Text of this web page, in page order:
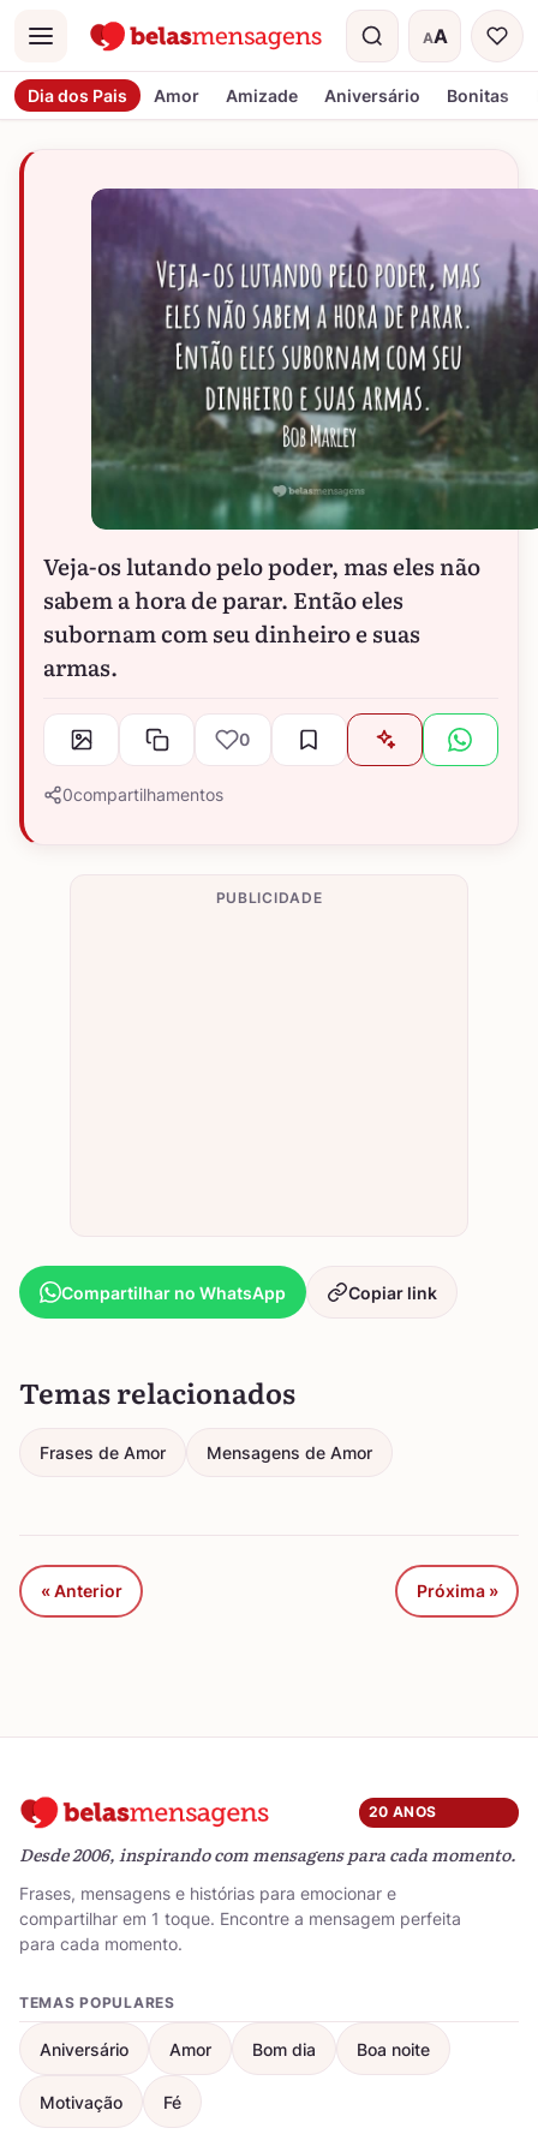
Menu AA
Tamanho do
Dia dos Pais Amor Amizade Aniversário Bonitas
Veja-os lutando pelo poder, mas eles não
sabem a hora de parar. Então eles
subornam com seu dinheiro e suas
armas.
0
0compartilhamentos
PUBLICIDADE
Compartilhar no WhatsApp Copiar link
Temas relacionados
Frases de Amor Mensagens de Amor
« Anterior Próxima »
20 ANOS
Desde 2006, inspirando com mensagens para cada momento.
Frases, mensagens e histórias para emocionar e
compartilhar em 1 toque. Encontre a mensagem perfeita
para cada momento.
TEMAS POPULARES
Aniversário Amor Bom dia Boa noite
Motivação Fé